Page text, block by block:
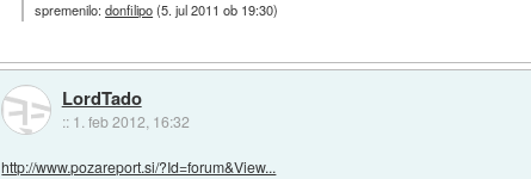
spremenilo:donfilipo(5. jul 2011 ob 19:30)
LordTado
:: 1. feb 2012, 16:32
http://www.pozareport.si/?Id=forum&View...